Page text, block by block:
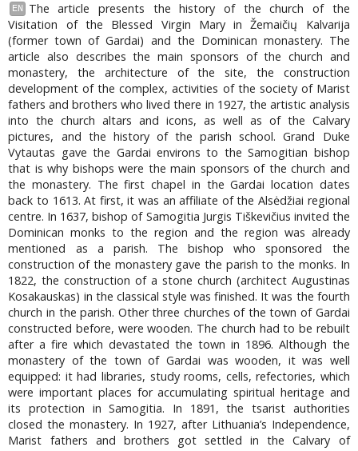
EN
The article presents the history of the church of the
Visitation of the Blessed Virgin Mary in Žemaičių Kalvarija
(former town of Gardai) and the Dominican monastery. The
article also describes the main sponsors of the church and
monastery, the architecture of the site, the construction
development of the complex, activities of the society of Marist
fathers and brothers who lived there in 1927, the artistic analysis
into the church altars and icons, as well as of the Calvary
pictures, and the history of the parish school. Grand Duke
Vytautas gave the Gardai environs to the Samogitian bishop
that is why bishops were the main sponsors of the church and
the monastery. The first chapel in the Gardai location dates
back to 1613. At first, it was an affiliate of the Alsėdžiai regional
centre. In 1637, bishop of Samogitia Jurgis Tiškevičius invited the
Dominican monks to the region and the region was already
mentioned as a parish. The bishop who sponsored the
construction of the monastery gave the parish to the monks. In
1822, the construction of a stone church (architect Augustinas
Kosakauskas) in the classical style was finished. It was the fourth
church in the parish. Other three churches of the town of Gardai
constructed before, were wooden. The church had to be rebuilt
after a fire which devastated the town in 1896. Although the
monastery of the town of Gardai was wooden, it was well
equipped: it had libraries, study rooms, cells, refectories, which
were important places for accumulating spiritual heritage and
its protection in Samogitia. In 1891, the tsarist authorities
closed the monastery. In 1927, after Lithuania’s Independence,
Marist fathers and brothers got settled in the Calvary of